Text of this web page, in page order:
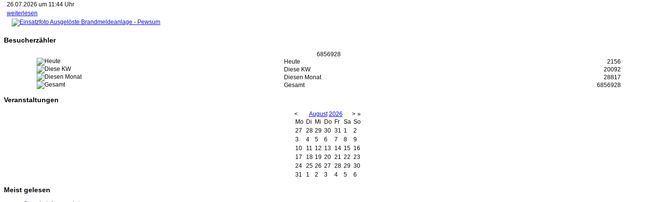
26.07.2026 um 11:44 Uhr
weiterlesen
Besucherzähler
6856928
Heute
2156
Diese KW
20092
Diesen Monat
28817
Gesamt
6856928
Veranstaltungen
< August 2026 > »
Mo Di Mi Do Fr Sa So
27
28 29 30 31 1
2
3
4 5 6 7 8
9
10
11 12 13 14 15 16
17
18 19 20 21 22 23
24 25 26 27 28 29 30
31
1 2 3 4 5 6
Meist gelesen